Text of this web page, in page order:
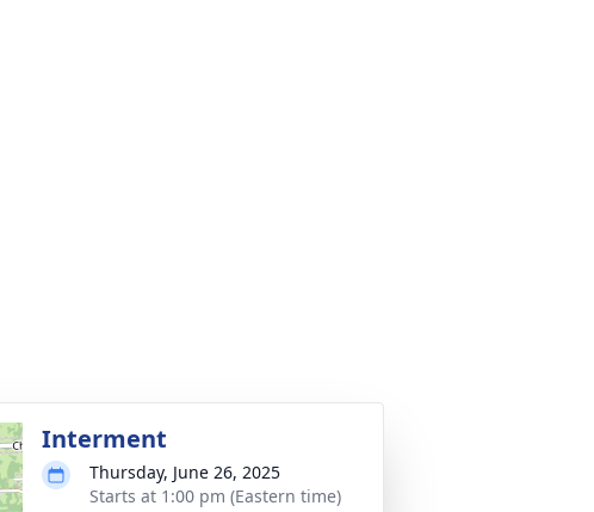
Interment
Thursday, June 26, 2025
Starts at 1:00 pm (Eastern time)